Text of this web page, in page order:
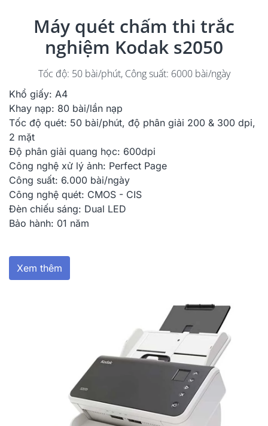
Máy quét chấm thi trắc
nghiệm Kodak s2050
Tốc độ: 50 bài/phút, Công suất: 6000 bài/ngày
Khổ giấy: A4
Khay nạp: 80 bài/lần nạp
Tốc độ quét: 50 bài/phút, độ phân giải 200 & 300 dpi,
2 mặt
Độ phân giải quang học: 600dpi
Công nghệ xử lý ảnh: Perfect Page
Công suất: 6.000 bài/ngày
Công nghệ quét: CMOS - CIS
Đèn chiếu sáng: Dual LED
Bảo hành: 01 năm
Xem thêm